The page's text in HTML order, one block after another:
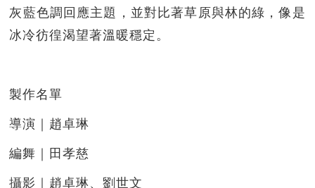
灰藍色調回應主題，並對比著草原與林的綠，像是
冰冷彷徨渴望著溫暖穩定。
製作名單
導演｜趙卓琳
編舞｜田孝慈
攝影｜趙卓琳、劉世文